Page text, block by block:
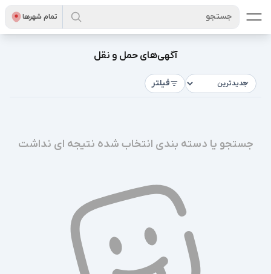
تمام شهر‌ها جستجو
آگهی‌های حمل و نقل
فیلتر
جستجو یا دسته بندی انتخاب شده نتیجه ای نداشت